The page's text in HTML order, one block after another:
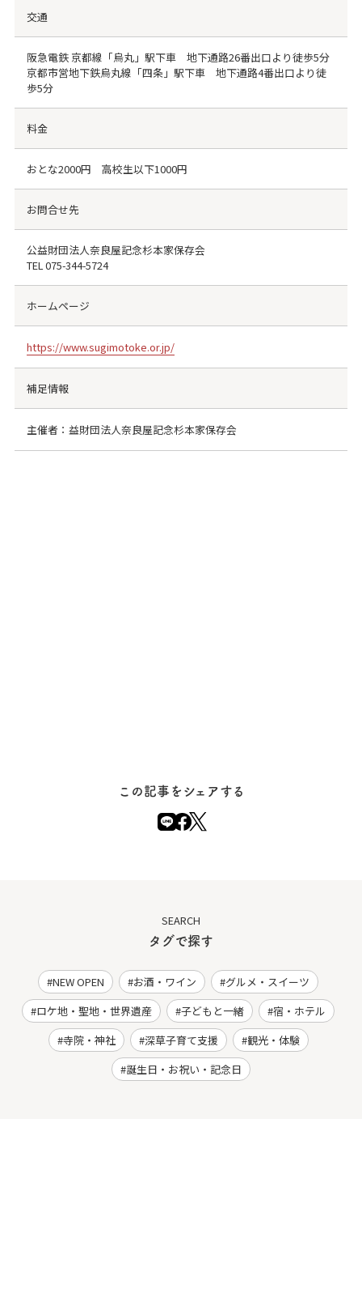
交通
阪急電鉄 京都線「烏丸」駅下車 地下通路26番出口より徒歩5分
京都市営地下鉄烏丸線「四条」駅下車 地下通路4番出口より徒
歩5分
料金
おとな2000円 高校生以下1000円
お問合せ先
公益財団法人奈良屋記念杉本家保存会
TEL075-344-5724
ホームページ
https://www.sugimotoke.or.jp/
補足情報
主催者：益財団法人奈良屋記念杉本家保存会
この記事をシェアする
SEARCH
タグで探す
NEW OPEN お酒・ワイン
グルメ・スイーツ
ロケ地・聖地・世界遺産
子どもと一緒
宿・ホテル
寺院・神社
深草子育て支援
観光・体験
誕生日・お祝い・記念日